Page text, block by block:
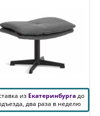
из Екатеринбургадо
два раза в неделю